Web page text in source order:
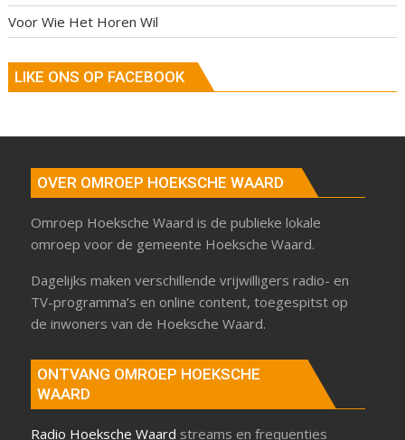
Voor Wie Het Horen Wil
LIKE ONS OP FACEBOOK
OVER OMROEP HOEKSCHE WAARD
Omroep Hoeksche Waard is de publieke lokale
omroep voor de gemeente Hoeksche Waard.
Dagelijks maken verschillende vrijwilligers radio- en
TV-programma’s en online content, toegespitst op
de inwoners van de Hoeksche Waard.
ONTVANG OMROEP HOEKSCHE
WAARD
Radio Hoeksche Waard streams en frequenties